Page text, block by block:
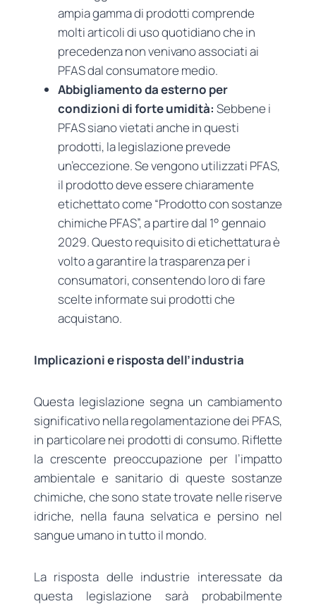
ampia gamma di prodotti comprende
molti articoli di uso quotidiano che in
precedenza non venivano associati ai
PFAS dal consumatore medio.
Abbigliamento da esterno per
condizioni di forte umidità: Sebbene i
PFAS siano vietati anche in questi
prodotti, la legislazione prevede
un’eccezione. Se vengono utilizzati PFAS,
il prodotto deve essere chiaramente
etichettato come “Prodotto con sostanze
chimiche PFAS”, a partire dal 1° gennaio
2029. Questo requisito di etichettatura è
volto a garantire la trasparenza per i
consumatori, consentendo loro di fare
scelte informate sui prodotti che
acquistano.
Implicazioni e risposta dell’industria
Questa legislazione segna un cambiamento
significativo nella regolamentazione dei PFAS,
in particolare nei prodotti di consumo. Riflette
la crescente preoccupazione per l’impatto
ambientale e sanitario di queste sostanze
chimiche, che sono state trovate nelle riserve
idriche, nella fauna selvatica e persino nel
sangue umano in tutto il mondo.
La risposta delle industrie interessate da
questa legislazione sarà probabilmente